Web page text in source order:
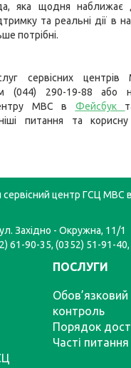
яка щодня наближає
та реальні дії в
потрібні.
сервісних
(044) 290-19-88 або
МВС в Фейсбук
питання та
центр ГСЦ МВС
Західно - Окружна, 11/1
61-90-35, (0352) 51-91-
ПОСЛУГИ
Обов’язковий
контроль
Порядок
Часті питання